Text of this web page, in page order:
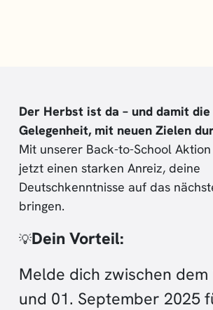
Der Herbst ist da – und damit
Gelegenheit, mit neuen Zielen
Mit unserer Back-to-School
jetzt einen starken Anreiz, deine
Deutschkenntnisse auf das
bringen.
💡Dein Vorteil:
Melde dich zwischen dem
und 01. September 2025